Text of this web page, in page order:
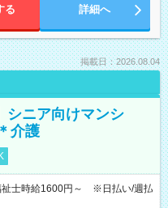
る 詳細へ
掲載日：2026.08.04
シニア向けマンシ
介護
士時給1600円～ ※日払い/週払